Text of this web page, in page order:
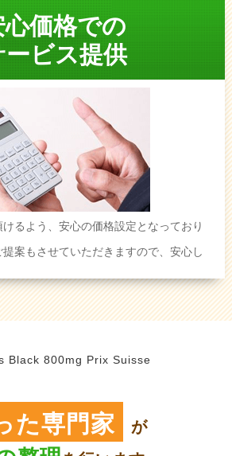
心価格での
ービス提供
るよう、安心の価格設定となっており
案もさせていただきますので、安心し
Black 800mg Prix Suisse
た専門家 が